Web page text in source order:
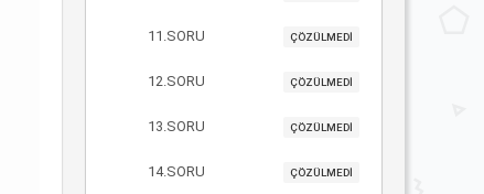
11.SORU ÇÖZÜLMEDİ
12.SORU ÇÖZÜLMEDİ
13.SORU ÇÖZÜLMEDİ
14.SORU ÇÖZÜLMEDİ